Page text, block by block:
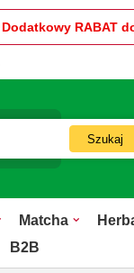
Dodatkowy RABAT
Szukaj
Matcha
B2B